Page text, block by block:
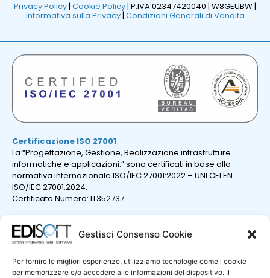
Gestisci Consenso Cookie
Per fornire le migliori esperienze, utilizziamo tecnologie come i cookie
per memorizzare e/o accedere alle informazioni del dispositivo. Il
Privacy Policy| Cookie Policy| P.IVA 02347420040 | W8GEUBW |
Informativa sulla Privacy| Condizioni Generali di Vendita
Certificazione ISO 27001
La “Progettazione, Gestione, Realizzazione infrastrutture
informatiche e applicazioni.” sono certificati in base alla
normativa internazionale ISO/IEC 27001:2022 – UNI CEI EN
ISO/IEC 27001:2024.
Certificato Numero: IT352737